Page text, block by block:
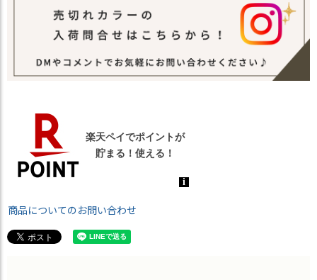
商品についてのお問い合わせ